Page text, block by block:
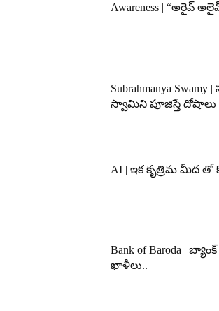
Awareness | “అరైవ్
Subrahmanya Swamy
స్వామిని పూజిస్తే
AI | ఇక కృత్రిమ మీద తో
Bank of Baroda |
ఖాళీలు..